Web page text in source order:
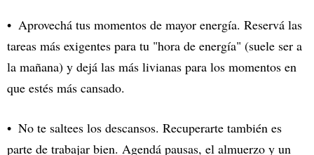
Aprovechá tus momentos de mayor energía. Reservá las
tareas más exigentes para tu "hora de energía" (suele ser a
la mañana) y dejá las más livianas para los momentos en
que estés más cansado.
No te saltees los descansos. Recuperarte también es
parte de trabajar bien. Agendá pausas, el almuerzo y un